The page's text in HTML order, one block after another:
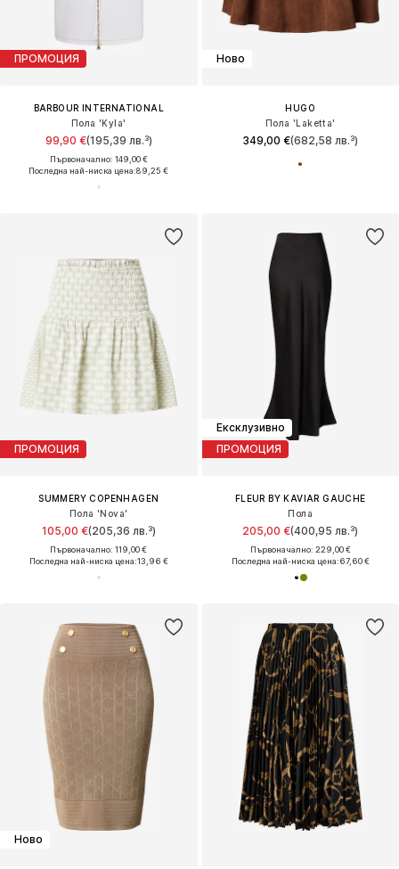
ПРОМОЦИЯ
BARBOUR INTERNATIONAL
Пола 'Kyla'
99,90 €(195,39 лв.³)
Първоначално: 149,00 €
Последна най-ниска цена:89,25 €
Ново
HUGO
Пола 'Laketta'
349,00 €(682,58 лв.³)
ПРОМОЦИЯ
SUMMERY COPENHAGEN
Пола 'Nova'
105,00 €(205,36 лв.³)
Първоначално: 119,00 €
Последна най-ниска цена:13,96 €
Ексклузивно
ПРОМОЦИЯ
FLEUR BY KAVIAR GAUCHE
Пола
205,00 €(400,95 лв.³)
Първоначално: 229,00 €
Последна най-ниска цена:67,60 €
Ново